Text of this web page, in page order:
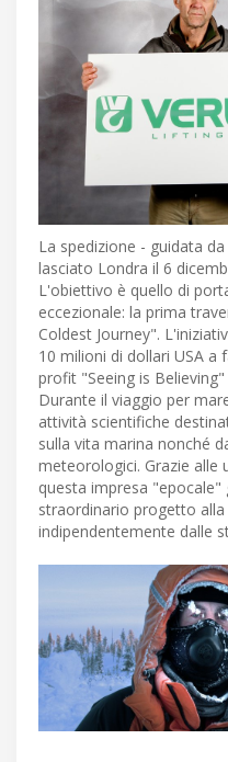
La spedizione - guidata
lasciato Londra il 6
L'obiettivo è quello di
eccezionale: la prima
Coldest Journey".
10 milioni di dollari USA a
profit "Seeing is
Durante il viaggio per
attività scientifiche
sulla vita marina nonché
meteorologici. Grazie alle
questa impresa
straordinario progetto
indipendentemente dalle